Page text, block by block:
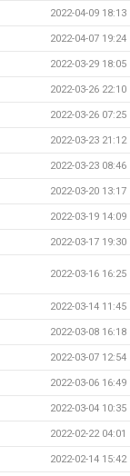
2022-04-09 18:13
2022-04-07 19:24
2022-03-29 18:05
2022-03-26 22:10
2022-03-26 07:25
2022-03-23 21:12
2022-03-23 08:46
2022-03-20 13:17
2022-03-19 14:09
2022-03-17 19:30
2022-03-16 16:25
2022-03-14 11:45
2022-03-08 16:18
2022-03-07 12:54
2022-03-06 16:49
2022-03-04 10:35
2022-02-22 04:01
2022-02-14 15:42